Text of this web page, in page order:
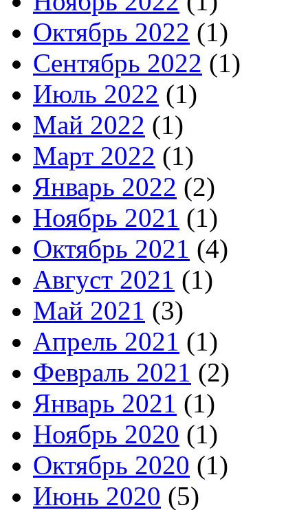
Октябрь 2022 (1)
Сентябрь 2022 (1)
Июль 2022 (1)
Май 2022 (1)
Март 2022 (1)
Январь 2022 (2)
Ноябрь 2021 (1)
Октябрь 2021 (4)
Август 2021 (1)
Май 2021 (3)
Апрель 2021 (1)
Февраль 2021 (2)
Январь 2021 (1)
Ноябрь 2020 (1)
Октябрь 2020 (1)
Июнь 2020 (5)